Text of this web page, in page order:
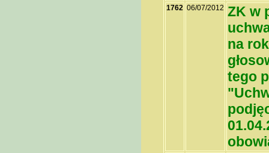
1762 06/07/2012 ZK w
na
tego